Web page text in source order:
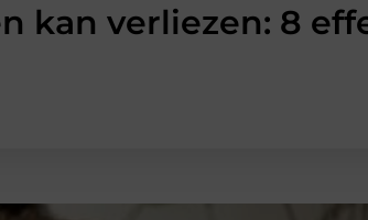
kan verliezen: 8